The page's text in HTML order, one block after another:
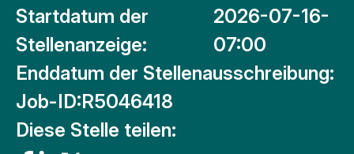
Startdatum der
Stellenanzeige:
2026-07-16-
07:00
Enddatum der Stellenausschreibung:
Job-ID:R5046418
Diese Stelle teilen: